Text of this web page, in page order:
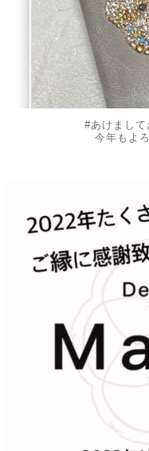
#あけまし
今年もよ
12月 30